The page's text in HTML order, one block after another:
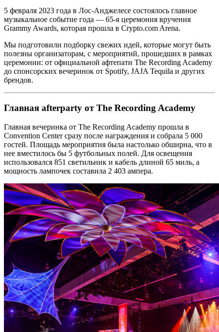
5 февраля 2023 года в Лос-Анджелесе состоялось главное
музыкальное событие года — 65-я церемония вручения
Grammy Awards, которая прошла в Crypto.com Arena.
Мы подготовили подборку свежих идей, которые могут быть
полезны организаторам, с мероприятий, прошедших в рамках
церемонии: от официальной афтепати The Recording Academy
до спонсорских вечеринок от Spotify, JAJA Tequila и других
брендов.
Главная afterparty от The Recording Academy
Главная вечеринка от The Recording Academy прошла в
Convention Center сразу после награждения и собрала 5 000
гостей. Площадь мероприятия была настолько обширна, что в
нее вместилось бы 5 футбольных полей. Для освещения
использовался 851 светильник и кабель длиной 65 миль, а
мощность лампочек составила 2 403 ампера.